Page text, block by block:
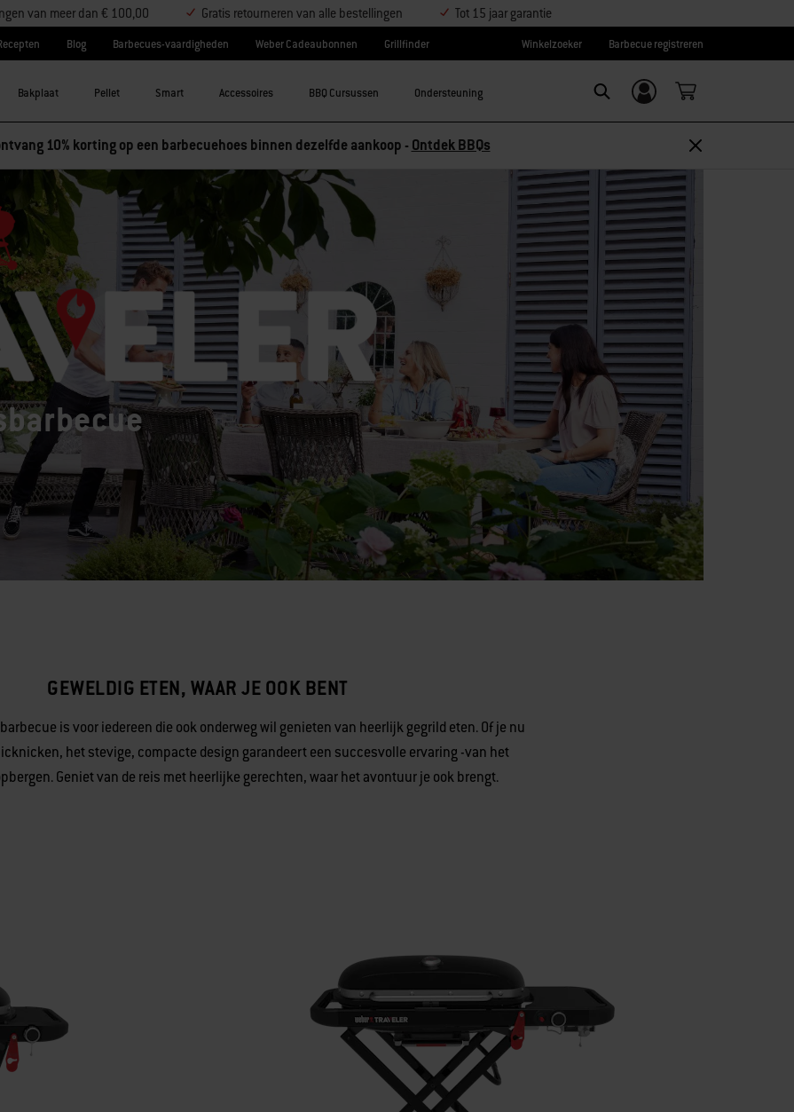
van meer dan € 100,00 Gratis retourneren van alle bestellingen Tot 15 jaar garantie
Blog Barbecues-vaardigheden Weber Cadeaubonnen Grillfinder Winkelzoeker Barbecue registreren
Bakplaat Pellet Smart Accessoires BBQ Cursussen Ondersteuning
Inloggen/
aanmelden
en ontvang 5% korting, of koop 3 accessoires en ontvang 10% korting –Ontdek accessoires
GEWELDIG ETEN, WAAR JE OOK BENT
is voor iedereen die ook onderweg wil genieten van heerlijk gegrild eten. Of je nu
het stevige, compacte design garandeert een succesvolle ervaring -van het
Geniet van de reis met heerlijke gerechten, waar het avontuur je ook brengt.